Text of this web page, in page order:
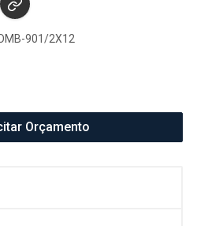
901/2X12
Orçamento